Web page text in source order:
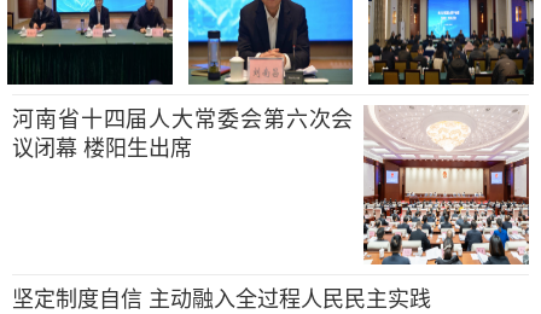
河南省十四届人大常委会第六次会
议闭幕 楼阳生出席
坚定制度自信 主动融入全过程人民民主实践